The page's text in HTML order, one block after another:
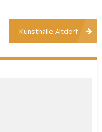
Kunsthalle Altdorf